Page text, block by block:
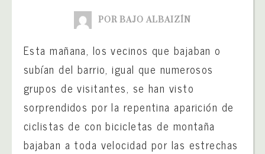
POR BAJO ALBAIZÍN
Esta mañana, los vecinos que bajaban o
subían del barrio, igual que numerosos
grupos de visitantes, se han visto
sorprendidos por la repentina aparición de
ciclistas de con bicicletas de montaña
bajaban a toda velocidad por las estrechas